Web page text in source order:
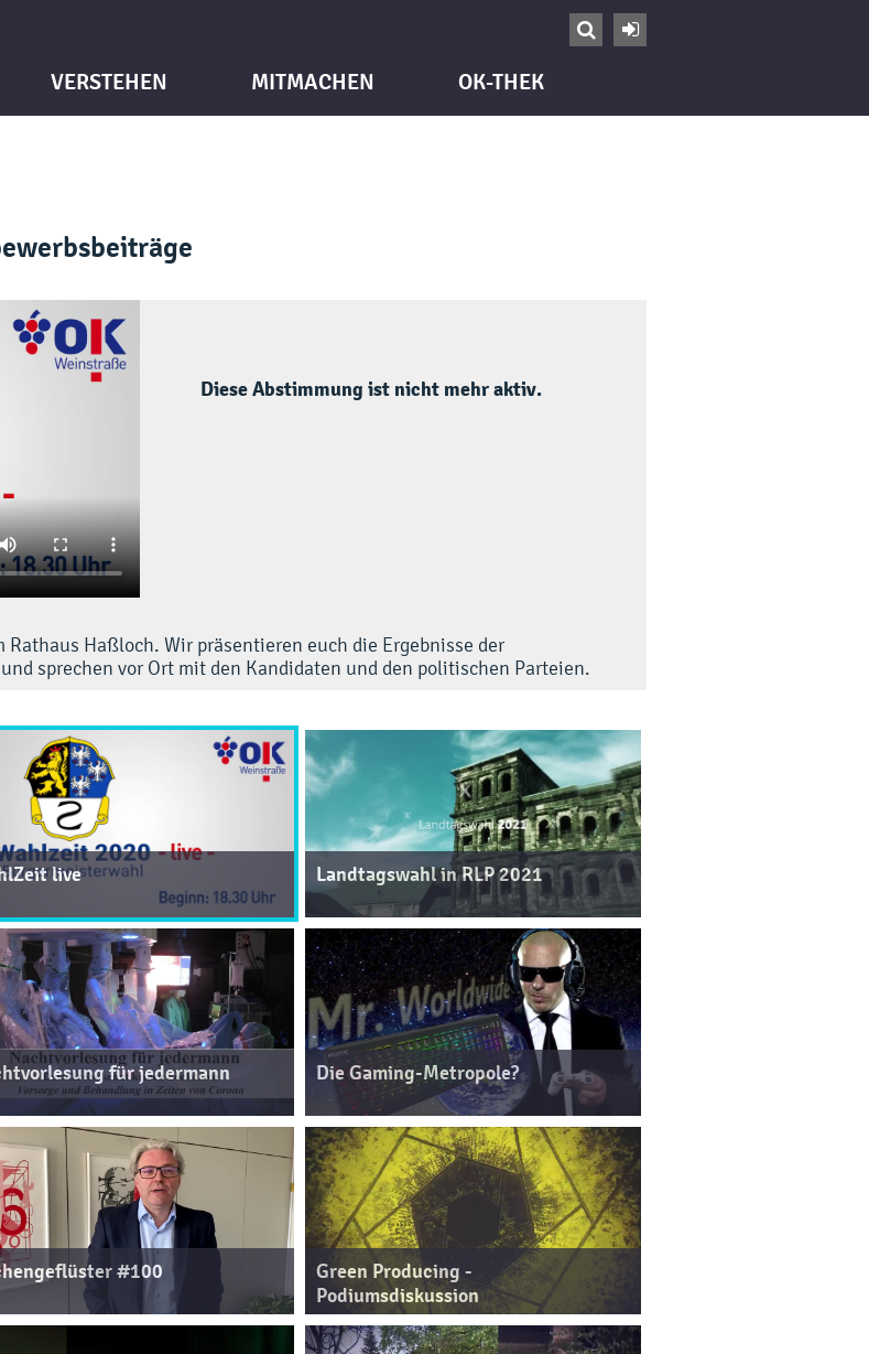


VERSTEHEN MITMACHEN OK-THEK
Diese Abstimmung ist nicht mehr aktiv.
Haßloch. Wir präsentieren euch die Ergebnisse der
sprechen vor Ort mit den Kandidaten und den politischen Parteien.
live Landtagswahl in RLP 2021
für jedermann Die Gaming-Metropole?
#100
Green Producing -
Podiumsdiskussion